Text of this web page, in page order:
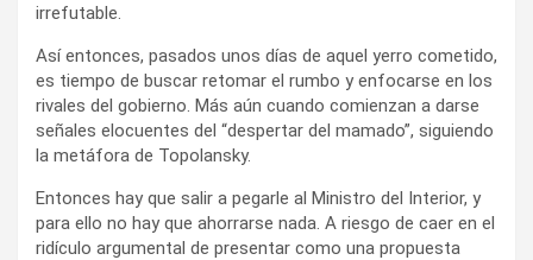
irrefutable.
Así entonces, pasados unos días de aquel yerro cometido,
es tiempo de buscar retomar el rumbo y enfocarse en los
rivales del gobierno. Más aún cuando comienzan a darse
señales elocuentes del “despertar del mamado”, siguiendo
la metáfora de Topolansky.
Entonces hay que salir a pegarle al Ministro del Interior, y
para ello no hay que ahorrarse nada. A riesgo de caer en el
ridículo argumental de presentar como una propuesta